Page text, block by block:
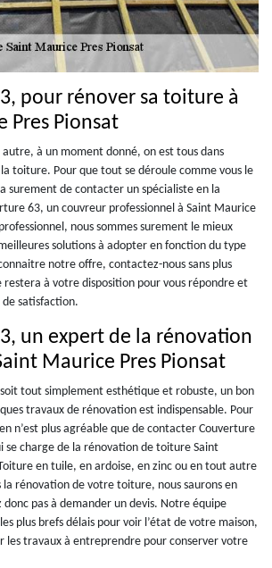
pour rénover sa toiture à
Pres Pionsat
autre, à un moment donné, on est tous dans
la toiture. Pour que tout se déroule comme vous le
surement de contacter un spécialiste en la
63, un couvreur professionnel à Saint Maurice
nous sommes surement le mieux
solutions à adopter en fonction du type
notre offre, contactez-nous sans plus
à votre disposition pour vous répondre et
satisfaction.
un expert de la rénovation
Maurice Pres Pionsat
tout simplement esthétique et robuste, un bon
travaux de rénovation est indispensable. Pour
n’est plus agréable que de contacter Couverture
se charge de la rénovation de toiture Saint
en tuile, en ardoise, en zinc ou en tout autre
rénovation de votre toiture, nous saurons en
donc pas à demander un devis. Notre équipe
plus brefs délais pour voir l’état de votre maison,
les travaux à entreprendre pour conserver votre